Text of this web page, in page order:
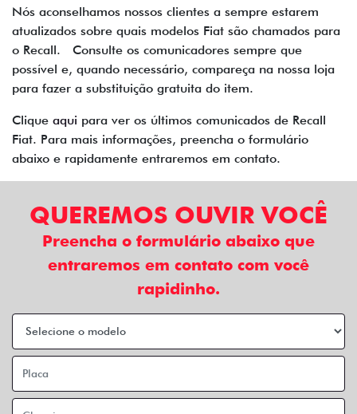
Nós aconselhamos nossos clientes a sempre estarem
atualizados sobre quais modelos Fiat são chamados para
o Recall. Consulte os comunicadores sempre que
possível e, quando necessário, compareça na nossa loja
para fazer a substituição gratuita do item.
Clique aqui para ver os últimos comunicados de Recall
Fiat. Para mais informações, preencha o formulário
abaixo e rapidamente entraremos em contato.
QUEREMOS OUVIR VOCÊ
Preencha o formulário abaixo que
entraremos em contato com você
rapidinho.